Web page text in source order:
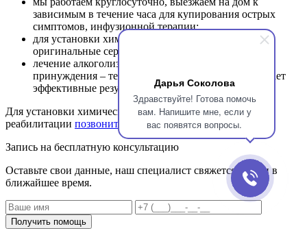
Дарья Соколова
Здравствуйте! Готова помочь
вам. Напишите мне, если у
вас появятся вопросы.
зависимым в течение часа для купирования острых
симптомов, инфузионной терапии;
для установки химической защиты применяются
оригинальные сертифицированные препараты;
лечение алкоголизма проводится без давления и
принуждения – терапия на добровольной основе дает
эффективные результаты.
Для установки химической защиты и дальнейшей
реабилитации позвоните по телефону.
Запись на бесплатную консультацию
Оставьте свои данные, наш специалист свяжется с вами в
ближайшее время.
Получить помощь